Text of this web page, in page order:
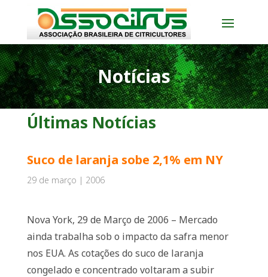
Notícias
Últimas Notícias
Suco de laranja sobe 2,1% em NY
29 de março | 2006
Nova York, 29 de Março de 2006 – Mercado
ainda trabalha sob o impacto da safra menor
nos EUA. As cotações do suco de laranja
congelado e concentrado voltaram a subir